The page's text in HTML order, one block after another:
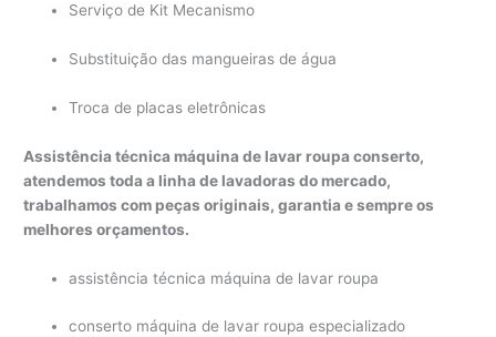
Serviço de Kit Mecanismo
Substituição das mangueiras de água
Troca de placas eletrônicas
Assistência técnica máquina de lavar roupa conserto,
atendemos toda a linha de lavadoras do mercado,
trabalhamos com peças originais, garantia e sempre os
melhores orçamentos.
assistência técnica máquina de lavar roupa
conserto máquina de lavar roupa especializado